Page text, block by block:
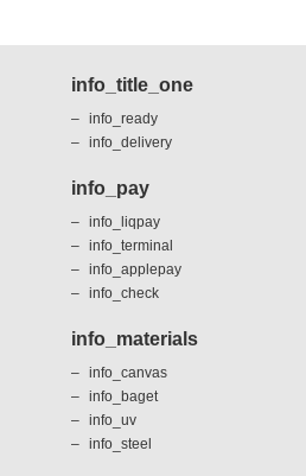
info_title_one
info_ready
info_delivery
info_pay
info_liqpay
info_terminal
info_applepay
info_check
info_materials
info_canvas
info_baget
info_uv
info_steel